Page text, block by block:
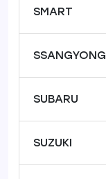
SMART
SSANGYONG
SUBARU
SUZUKI